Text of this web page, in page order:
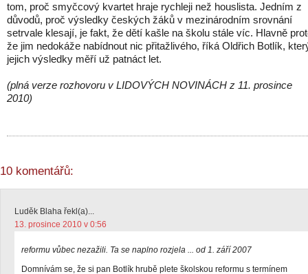
tom, proč smyčcový kvartet hraje rychleji než houslista. Jedním z
důvodů, proč výsledky českých žáků v mezinárodním srovnání
setrvale klesají, je fakt, že dětí kašle na školu stále víc. Hlavně
že jim nedokáže nabídnout nic přitažlivého, říká Oldřich Botlík,
jejich výsledky měří už patnáct let.
(plná verze rozhovoru v LIDOVÝCH NOVINÁCH z 11. prosince
2010)
10 komentářů:
Luděk Blaha řekl(a)...
13. prosince 2010 v 0:56
reformu vůbec nezažili. Ta se naplno rozjela ... od 1. září 2007
Domnívám se, že si pan Botlík hrubě plete školskou reformu s termínem